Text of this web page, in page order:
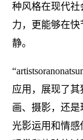
种风格在现代
力，更能够在
静。
应用，展现了
画、摄影，还
光影运用和情感